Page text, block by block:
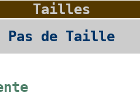
Tailles
Pas de Taille